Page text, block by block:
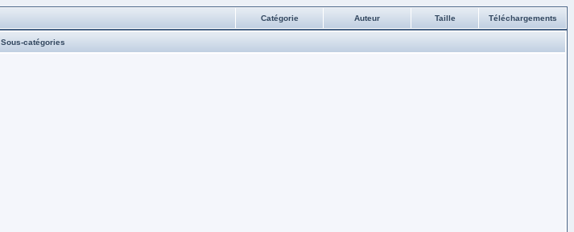
Catégorie Auteur Taille Téléchargements
Sous-catégories